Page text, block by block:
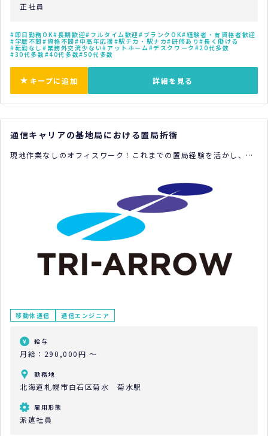
正社員
即日勤務OK 長期歓迎 フルタイム歓迎 ブランクOK 経験者・有資格者歓迎
学歴不問 資格不問 中高年応援 駅チカ・駅ナカ 研修あり 長く働ける
転勤なし 業務外交流少ない アットホーム デスクワーク 20代多数
30代多数 40代多数 50代多数
キープに追加 詳細を見る
通信キャリアの基地局における置局折衝
現地作業なしのオフィスワーク！これまでの置局経験を活かし、通
移動体通信 通信エンジニア
給与
月給：290,000円 ～
勤務地
北海道札幌市白石区菊水 菊水駅
雇用形態
派遣社員